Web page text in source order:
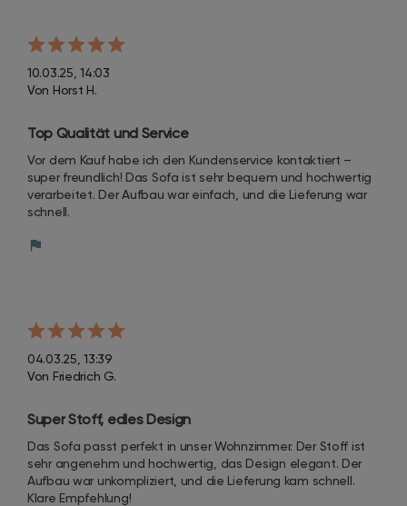
10.03.25, 14:03
Von Horst H.
Top Qualität und Service
Vor dem Kauf habe ich den Kundenservice kontaktiert –
super freundlich! Das Sofa ist sehr bequem und hochwertig
verarbeitet. Der Aufbau war einfach, und die Lieferung war
schnell.
04.03.25, 13:39
Von Friedrich G.
Super Stoff, edles Design
Das Sofa passt perfekt in unser Wohnzimmer. Der Stoff ist
sehr angenehm und hochwertig, das Design elegant. Der
Aufbau war unkompliziert, und die Lieferung kam schnell.
Klare Empfehlung!